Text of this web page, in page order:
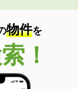
物件を
！